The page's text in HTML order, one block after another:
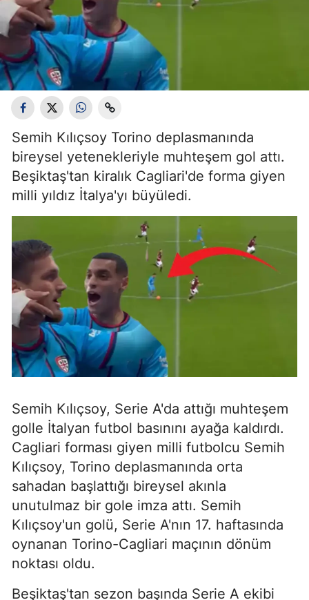
Semih Kılıçsoy Torino deplasmanında
bireysel yetenekleriyle muhteşem gol attı.
Beşiktaş'tan kiralık Cagliari'de forma giyen
milli yıldız İtalya'yı büyüledi.
Semih Kılıçsoy, Serie A'da attığı muhteşem
golle İtalyan futbol basınını ayağa kaldırdı.
Cagliari forması giyen milli futbolcu Semih
Kılıçsoy, Torino deplasmanında orta
sahadan başlattığı bireysel akınla
unutulmaz bir gole imza attı. Semih
Kılıçsoy'un golü, Serie A'nın 17. haftasında
oynanan Torino-Cagliari maçının dönüm
noktası oldu.
Beşiktaş'tan sezon başında Serie A ekibi